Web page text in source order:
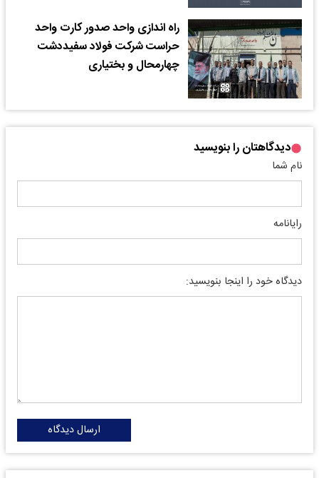
راه اندازی واحد صدور کارت واحد
حراست شرکت فولاد سفیددشت
چهارمحال و بختیاری
دیدگاهتان را بنویسید
نام شما
رایانامه
دیدگاه خود را اینجا بنویسید:
ارسال دیدگاه